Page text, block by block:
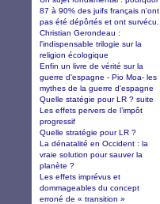
87 à 90% des juifs français n'ont
pas été dépôrtés et ont survécu.
Christian Gerondeau :
l'indispensable trilogie sur la
religion écologique
Enfin un livre de vérité sur la
guerre d'espagne - Pio Moa- les
mythes de la guerre d'espagne
Quelle statégie pour LR ? suite
Les effets pervers de l’impôt
progressif
Quelle stratégie pour LR ?
La dénatalité en Occident : la
vraie solution pour sauver la
planète ?
Les effets imprévus et
dommageables du concept
erroné de « transition »